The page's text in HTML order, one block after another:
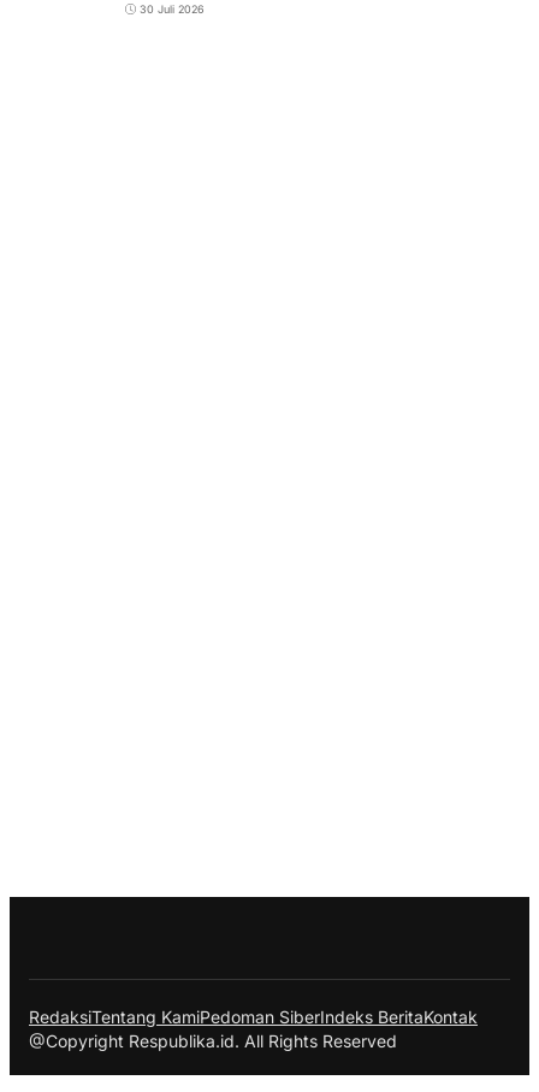
30 Juli 2026
RedaksiTentang KamiPedoman SiberIndeks BeritaKontak
@Copyright Respublika.id. All Rights Reserved